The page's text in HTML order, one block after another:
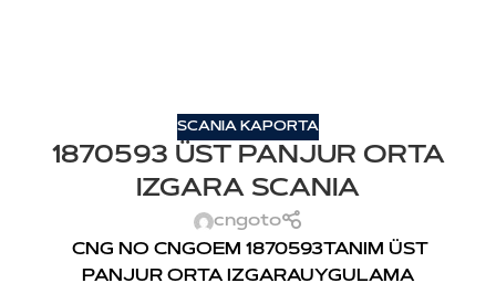
SCANIA KAPORTA
1870593 ÜST PANJUR ORTA
IZGARA SCANIA
cngoto
CNG NO CNGOEM 1870593TANIM ÜST
PANJUR ORTA IZGARAUYGULAMA